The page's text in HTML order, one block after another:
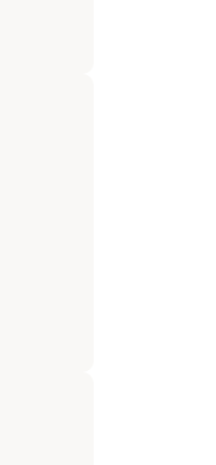
nos levantamos